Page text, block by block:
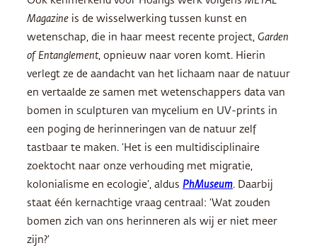
Magazine is de wisselwerking tussen kunst en
wetenschap, die in haar meest recente project, Garden
of Entanglement, opnieuw naar voren komt. Hierin
verlegt ze de aandacht van het lichaam naar de natuur
en vertaalde ze samen met wetenschappers data van
bomen in sculpturen van mycelium en UV-prints in
een poging de herinneringen van de natuur zelf
tastbaar te maken. ‘Het is een multidisciplinaire
zoektocht naar onze verhouding met migratie,
kolonialisme en ecologie’, aldus PhMuseum. Daarbij
staat één kernachtige vraag centraal: ‘Wat zouden
bomen zich van ons herinneren als wij er niet meer
zijn?’